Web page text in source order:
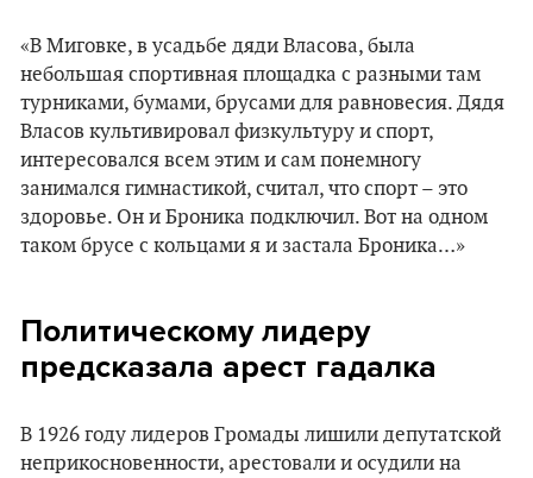
«В Миговке, в усадьбе дяди Власова, была
небольшая спортивная площадка с разными там
турниками, бумами, брусами для равновесия. Дядя
Власов культивировал физкультуру и спорт,
интересовался всем этим и сам понемногу
занимался гимнастикой, считал, что спорт – это
здоровье. Он и Броника подключил. Вот на одном
таком брусе с кольцами я и застала Броника…»
Политическому лидеру
предсказала арест гадалка
В 1926 году лидеров Громады лишили депутатской
неприкосновенности, арестовали и осудили на